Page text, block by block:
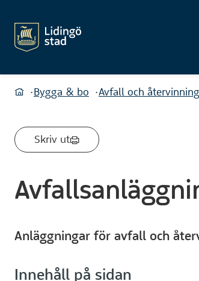
Du är här:
Hem
Bygga & bo Avfall och återvinning
Skriv ut
Anläggningar för avfall och
Innehåll på sidan